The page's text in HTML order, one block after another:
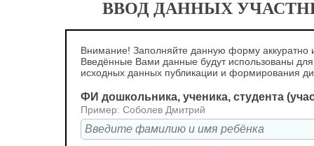
ВВОД ДАННЫХ
Внимание! Заполняйте данную форму аккуратно
Введённые Вами данные будут использованы
исходных данных публикации и формирования
ФИ дошкольника, ученика, студента
Пример: Соболев Дмитрий